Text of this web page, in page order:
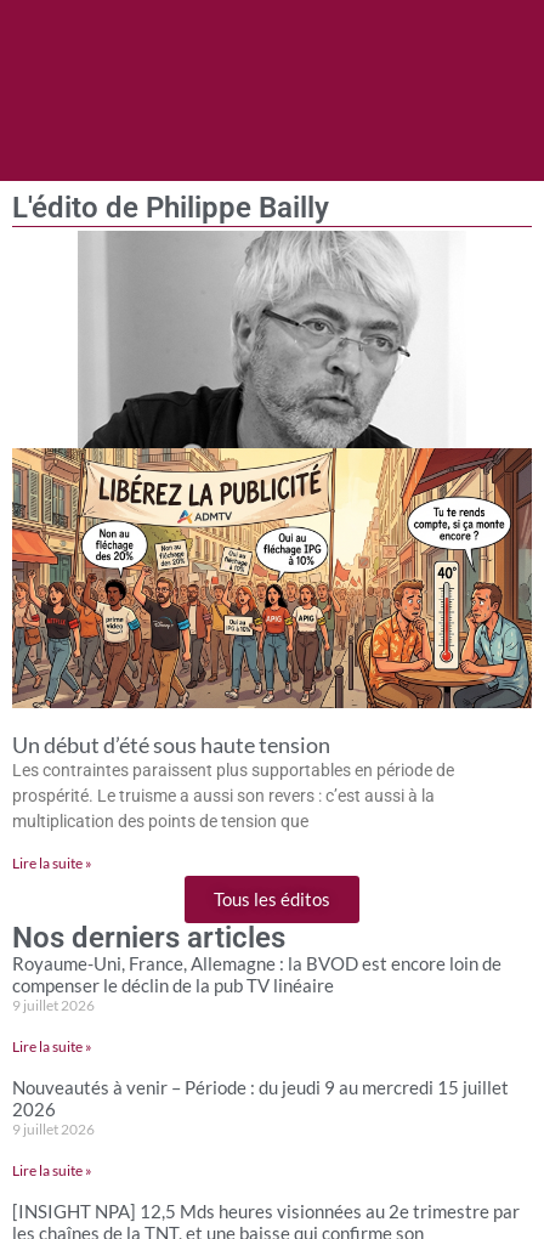
L'édito de Philippe Bailly
Un début d’été sous haute tension
Les contraintes paraissent plus supportables en période de
prospérité. Le truisme a aussi son revers : c’est aussi à la
multiplication des points de tension que
Lire la suite »
Tous les éditos
Nos derniers articles
Royaume-Uni, France, Allemagne : la BVOD est encore loin de
compenser le déclin de la pub TV linéaire
9 juillet 2026
Lire la suite »
Nouveautés à venir – Période : du jeudi 9 au mercredi 15 juillet
2026
9 juillet 2026
Lire la suite »
[INSIGHT NPA] 12,5 Mds heures visionnées au 2e trimestre par
les chaînes de la TNT, et une baisse qui confirme son